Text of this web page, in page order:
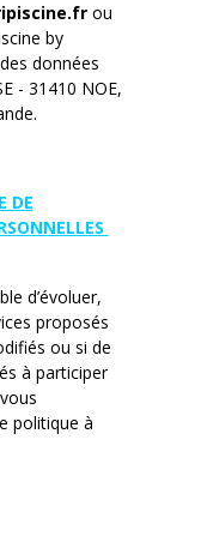
ou
by
données
- 31410 NOE,
DE
d’évoluer,
proposés
ou si de
à participer
politique à